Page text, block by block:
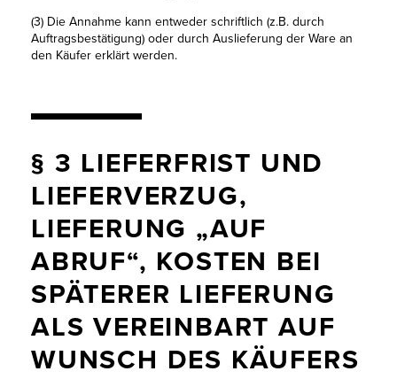
(3) Die Annahme kann entweder schriftlich (z.B. durch
Auftragsbestätigung) oder durch Auslieferung der Ware an
den Käufer erklärt werden.
§ 3 LIEFERFRIST UND
LIEFERVERZUG,
LIEFERUNG „AUF
ABRUF“, KOSTEN BEI
SPÄTERER LIEFERUNG
ALS VEREINBART AUF
WUNSCH DES KÄUFERS